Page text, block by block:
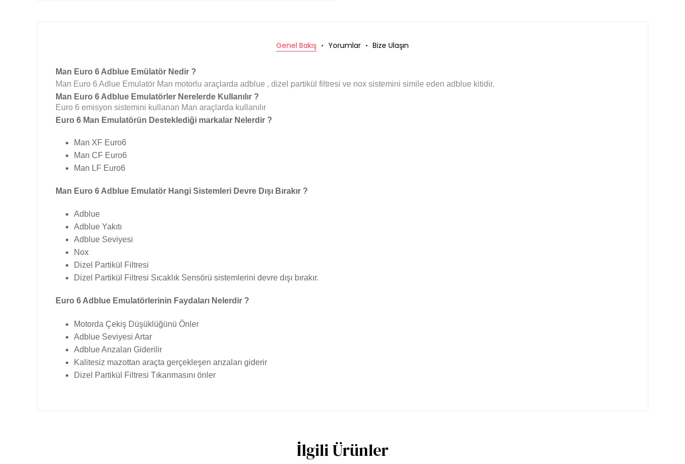
Genel Bakış Yorumlar Bize Ulaşın
Man Euro 6 Adblue Emülatör Nedir ?
Man Euro 6 Adlue Emulatör Man motorlu araçlarda adblue , dizel partikül filtresi ve nox sistemini simile eden adblue kitidir.
Man Euro 6 Adblue Emulatörler Nerelerde Kullanılır ?
Euro 6 emisyon sistemini kullanan Man araçlarda kullanılır
Euro 6 Man Emulatörün Desteklediği markalar Nelerdir ?
Man XF Euro6
Man CF Euro6
Man LF Euro6
Man Euro 6 Adblue Emulatör Hangi Sistemleri Devre Dışı Bırakır ?
Adblue
Adblue Yakıtı
Adblue Seviyesi
Nox
Dizel Partikül Filtresi
Dizel Partikül Filtresi Sıcaklık Sensörü sistemlerini devre dışı bırakır.
Euro 6 Adblue Emulatörlerinin Faydaları Nelerdir ?
Motorda Çekiş Düşüklüğünü Önler
Adblue Seviyesi Artar
Adblue Arızaları Giderilir
Kalitesiz mazottan araçta gerçekleşen arızaları giderir
Dizel Partikül Filtresi Tıkanmasını önler
İlgili Ürünler